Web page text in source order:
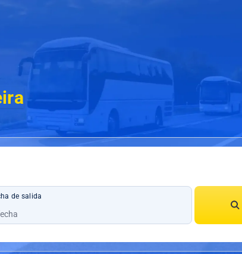
de salida